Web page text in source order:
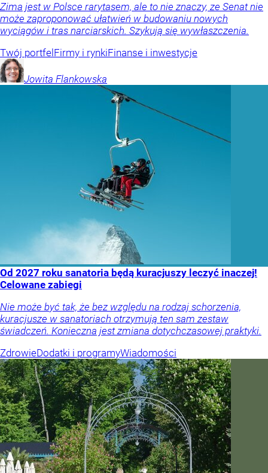
Zima jest w Polsce rarytasem, ale to nie znaczy, ze Senat nie
może zaproponować ułatwień w budowaniu nowych
wyciągów i tras narciarskich. Szykują się wywłaszczenia.
Twój portfel Firmy i rynkiFinanse i inwestycje
Jowita Flankowska
Od 2027 roku sanatoria będą kuracjuszy leczyć inaczej!
Celowane zabiegi
Nie może być tak, że bez względu na rodzaj schorzenia,
kuracjusze w sanatoriach otrzymują ten sam zestaw
świadczeń. Konieczna jest zmiana dotychczasowej praktyki.
ZdrowieDodatki i programyWiadomości